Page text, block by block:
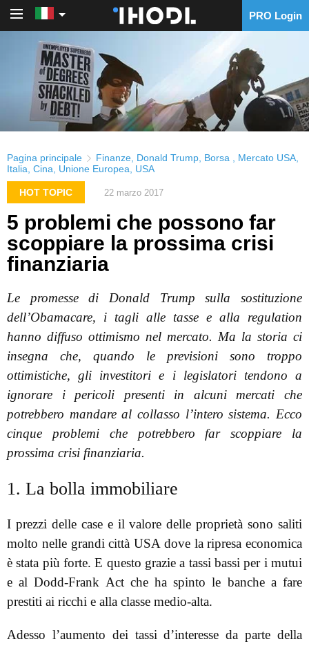
PRO Login
Pagina principale Finanze Donald Trump Borsa Mercato USA
Italia Cina Unione Europea USA
HOT TOPIC 22 marzo 2017
5 problemi che possono far
scoppiare la prossima crisi
finanziaria
Le promesse di Donald Trump sulla sostituzione
dell’Obamacare, i tagli alle tasse e alla regulation
hanno diffuso ottimismo nel mercato. Ma la storia ci
insegna che, quando le previsioni sono troppo
ottimistiche, gli investitori e i legislatori tendono a
ignorare i pericoli presenti in alcuni mercati che
potrebbero mandare al collasso l’intero sistema. Ecco
cinque problemi che potrebbero far scoppiare la
prossima crisi finanziaria.
1. La bolla immobiliare
I prezzi delle case e il valore delle proprietà sono saliti
molto nelle grandi città USA dove la ripresa economica
è stata più forte. E questo grazie a tassi bassi per i mutui
e al Dodd-Frank Act che ha spinto le banche a fare
prestiti ai ricchi e alla classe medio-alta.
Adesso l’aumento dei tassi d’interesse da parte della